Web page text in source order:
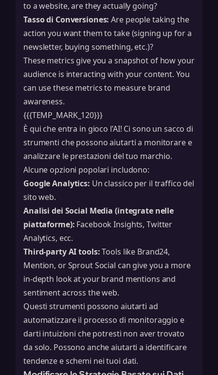
to a website, are they actually going?
Tasso di Conversiones: Are people taking the
action you want them to take (signing up for a
newsletter, buying something, etc.)?
These metrics give you a snapshot of how your
audience is interacting with your content. You
can use these metrics to measure brand
awareness.
{{{TEMP_MARK_120}}}
È qui che entra in gioco l’AI! Ci sono un sacco di
strumenti che possono aiutarti a monitorare e
analizzare le prestazioni del tuo marchio.
Alcune opzioni popolari includono:
Google Analytics: Un classico per il traffico del
sito web.
Analisi dei Social Media (integrate nelle
piattaforme): Facebook Insights, Twitter
Analytics, ecc.
Third-party AI tools:Tools like Brand24,
Mention, or Sprout Social can give you a more
in-depth look at your brand mentions and
sentiment across the web.
Questi strumenti possono aiutarti ad
automatizzare il processo di monitoraggio e
darti intuizioni che potresti non aver trovato
da solo. Possono anche aiutarti a identificare
tendenze e schemi nei tuoi dati.